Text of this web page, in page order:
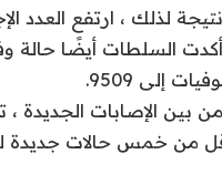
لذلك ، ارتفع العدد
إلى 9509.
بين الإصابات
من خمس حالات جديدة